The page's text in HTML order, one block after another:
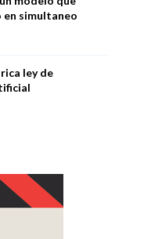
en simultaneo
ley de